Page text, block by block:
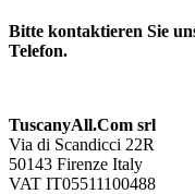
Bitte kontaktieren Sie
Telefon.
TuscanyAll.Com srl
Via di Scandicci 22R
50143 Firenze Italy
VAT IT05511100488